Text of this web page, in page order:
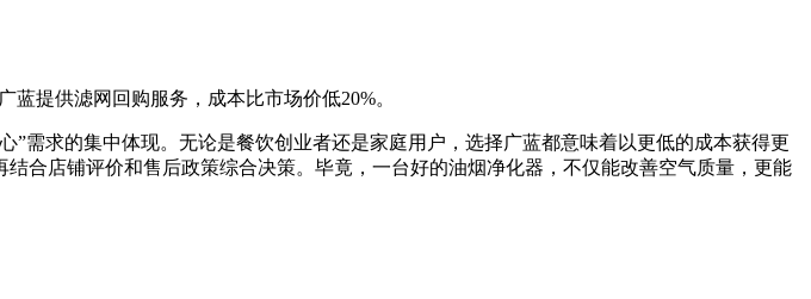
提供滤网回购服务，成本比市场价低20%。
”需求的集中体现。无论是餐饮创业者还是家庭用户，选择广蓝都意味着以更低的成本获得更
合店铺评价和售后政策综合决策。毕竟，一台好的油烟净化器，不仅能改善空气质量，更能